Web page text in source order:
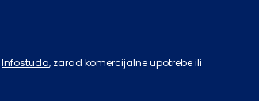
Infostuda, zarad komercijalne upotrebe ili